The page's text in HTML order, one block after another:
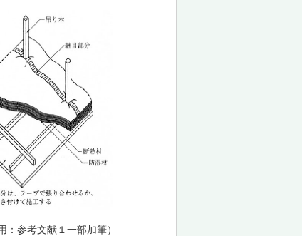
参考文献１一部加筆）